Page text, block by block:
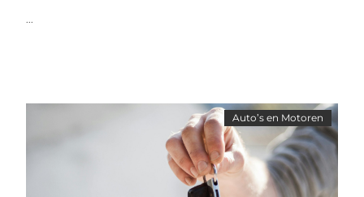
...
Auto’s en Motoren